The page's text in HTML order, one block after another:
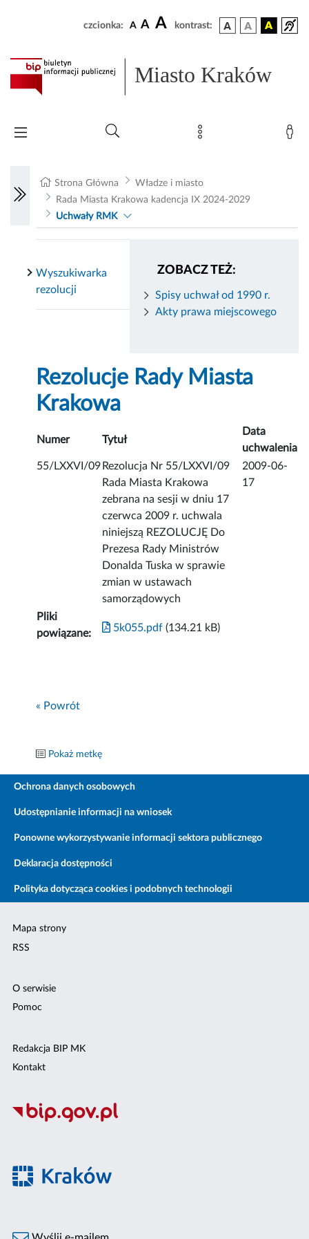
czcionka: A A A kontrast:
Miasto Kraków
Strona Główna
Władze i miasto
Rada Miasta Krakowa kadencja IX 2024-2029
Uchwały RMK
ZOBACZ TEŻ:
Spisy uchwał od 1990 r.
Akty prawa miejscowego
Wyszukiwarka
rezolucji
Rezolucje Rady Miasta
Krakowa
Numer Tytuł
Data
uchwalenia
55/LXXVI/09 Rezolucja Nr 55/LXXVI/09
Rada Miasta Krakowa
zebrana na sesji w dniu 17
czerwca 2009 r. uchwala
niniejszą REZOLUCJĘ Do
Prezesa Rady Ministrów
Donalda Tuska w sprawie
zmian w ustawach
samorządowych
2009-06-
17
Pliki
powiązane:
5k055.pdf (134.21 kB)
« Powrót
Pokaż metkę
Ochrona danych osobowych
Udostępnianie informacji na wniosek
Ponowne wykorzystywanie informacji sektora publicznego
Deklaracja dostępności
Polityka dotycząca cookies i podobnych technologii
Mapa strony
RSS
O serwisie
Pomoc
Redakcja BIP MK
Kontakt